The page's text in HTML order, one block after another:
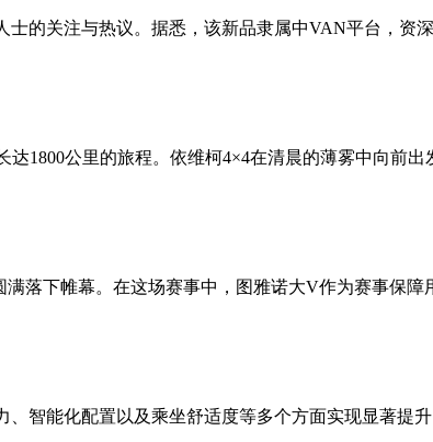
的关注与热议。据悉，该新品隶属中VAN平台，资
公里的旅程。依维柯4×4在清晨的薄雾中向前出
落下帷幕。在这场赛事中，图雅诺大V作为赛事保
智能化配置以及乘坐舒适度等多个方面实现显著提